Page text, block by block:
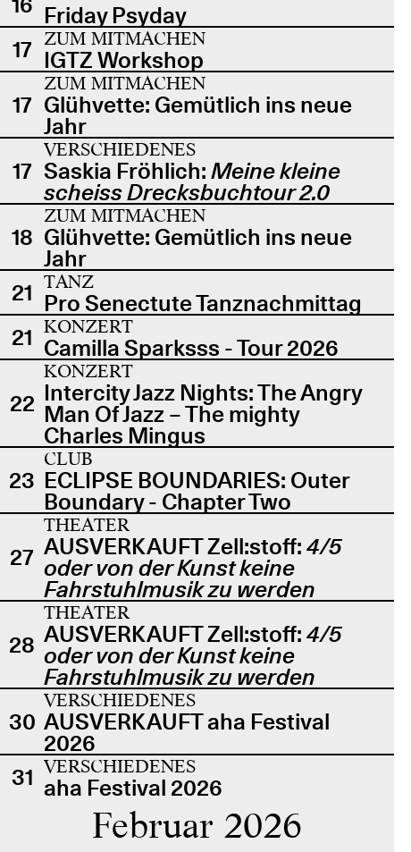
Friday Psyday
17 ZUM MITMACHEN
IGTZ Workshop
17
ZUM MITMACHEN
Glühvette: Gemütlich ins neue
Jahr
17
VERSCHIEDENES
Saskia Fröhlich: Meine kleine
scheiss Drecksbuchtour 2.0
18
ZUM MITMACHEN
Glühvette: Gemütlich ins neue
Jahr
21 TANZ
Pro Senectute Tanznachmittag
21 KONZERT
Camilla Sparksss - Tour 2026
22
KONZERT
Intercity Jazz Nights: The Angry
Man Of Jazz – The mighty
Charles Mingus
23
CLUB
ECLIPSE BOUNDARIES: Outer
Boundary - Chapter Two
27
THEATER
AUSVERKAUFT Zell:stoff: 4/5
oder von der Kunst keine
Fahrstuhlmusik zu werden
28
THEATER
AUSVERKAUFT Zell:stoff: 4/5
oder von der Kunst keine
Fahrstuhlmusik zu werden
30
VERSCHIEDENES
AUSVERKAUFT aha Festival
2026
31 VERSCHIEDENES
aha Festival 2026
Februar 2026